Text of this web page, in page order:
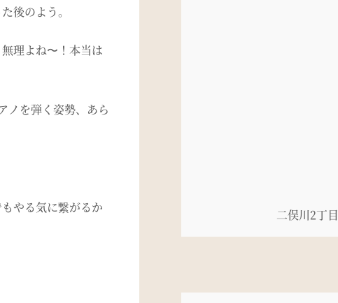
後のよう。
理よね〜！本当は
ノを弾く姿勢、あら
やる気に繋がるか
二俣川2丁目